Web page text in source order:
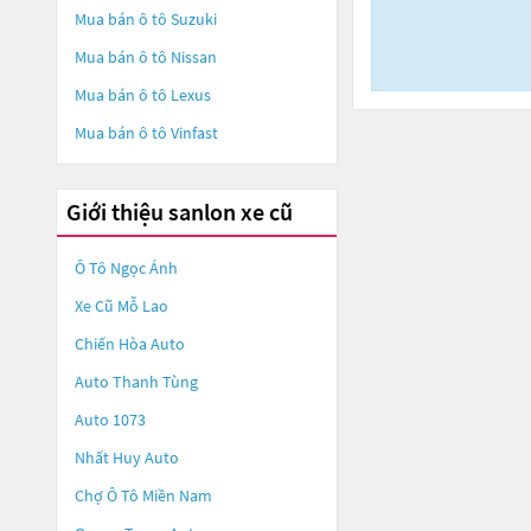
Mua bán ô tô Suzuki
Mua bán ô tô Nissan
Mua bán ô tô Lexus
Mua bán ô tô Vinfast
Giới thiệu sanlon xe cũ
Ô Tô Ngọc Ánh
Xe Cũ Mỗ Lao
Chiến Hòa Auto
Auto Thanh Tùng
Auto 1073
Nhất Huy Auto
Chợ Ô Tô Miền Nam